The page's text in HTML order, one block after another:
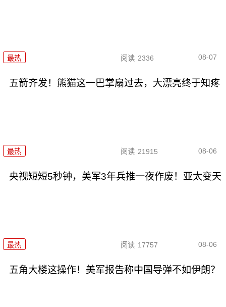
最热 阅读 2336 08-07
五箭齐发！熊猫这一巴掌扇过去，大漂亮终于知疼
最热 阅读 21915 08-06
央视短短5秒钟，美军3年兵推一夜作废！亚太变天
最热 阅读 17757 08-06
五角大楼这操作！美军报告称中国导弹不如伊朗？